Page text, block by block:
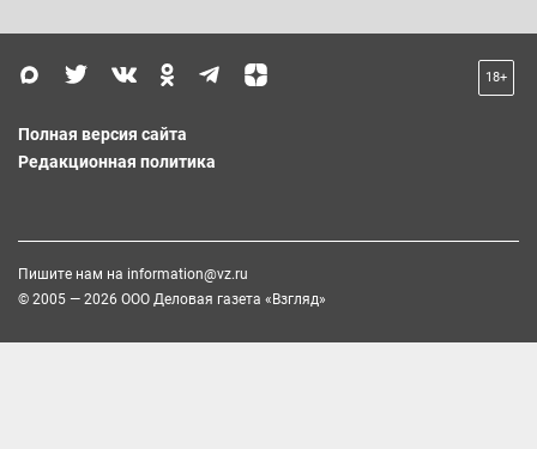
18+
Полная версия сайта
Редакционная политика
Пишите нам на information@vz.ru
© 2005 — 2026 ООО Деловая газета «Взгляд»